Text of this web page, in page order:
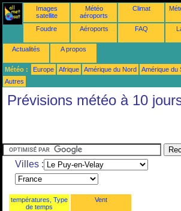
Images
satellite
Météo
aéroports
Climat
Foudre Aéroports FAQ
Actualités A propos
Météo : Europe Afrique Amérique du Nord Amérique du
Autres
Prévisions météo à 10
Villes :
températures, Type
de temps
Vent